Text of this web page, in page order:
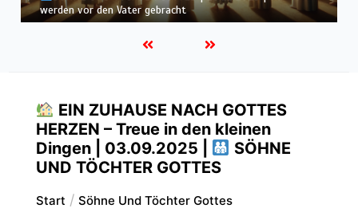
befunden – wir werden in Weiß wandeln
EIN ZUHAUSE NACH GOTTES
HERZEN – Treue in den kleinen
Dingen | 03.09.2025 |
SÖHNE
UND TÖCHTER GOTTES
Start Söhne Und Töchter Gottes